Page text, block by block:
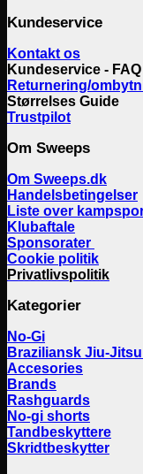
Kundeservice
Kontakt os
Kundeservice - FAQ
Returnering/
Størrelses Guide
Trustpilot
Om Sweeps
Om Sweeps.dk
Handelsbetingelser
Liste over
Klubaftale
Sponsorater
Cookie politik
Privatlivspolitik
Kategorier
No-Gi
Braziliansk Jiu-Jitsu
Accesories
Brands
Rashguards
No-gi shorts
Tandbeskyttere
Skridtbeskytter